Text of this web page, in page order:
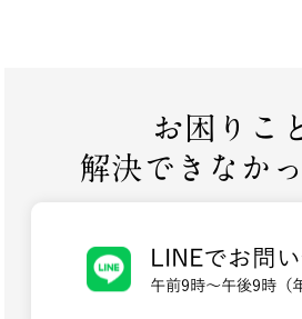
お困りこ
解決できなか
LINEでお問
午前9時～午後9時（